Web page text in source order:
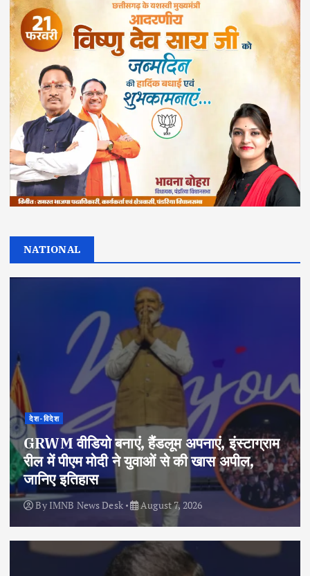
NATIONAL
देश-विदेश
GRWM वीडियो बनाएं, हैंडलूम अपनाएं, इंस्टाग्राम
रील में पीएम मोदी ने युवाओं से की खास अपील,
जानिए इतिहास
By IMNB News Desk August 7, 2026